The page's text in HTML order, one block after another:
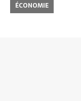
ÉCONOMIE